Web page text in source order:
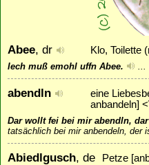
Abee, dr Klo, Toilette
Iech muß emohl uffn Abee.
abendln
eine
anbandeln]
Dar wollt fei bei mir abendln,
tatsächlich bei mir anbendeln, der
Abiedlgusch, de Petze